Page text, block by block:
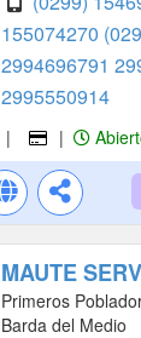
155074270
2994696791
2995550914
| |
MAUTE
Primeros
Barda del Medio